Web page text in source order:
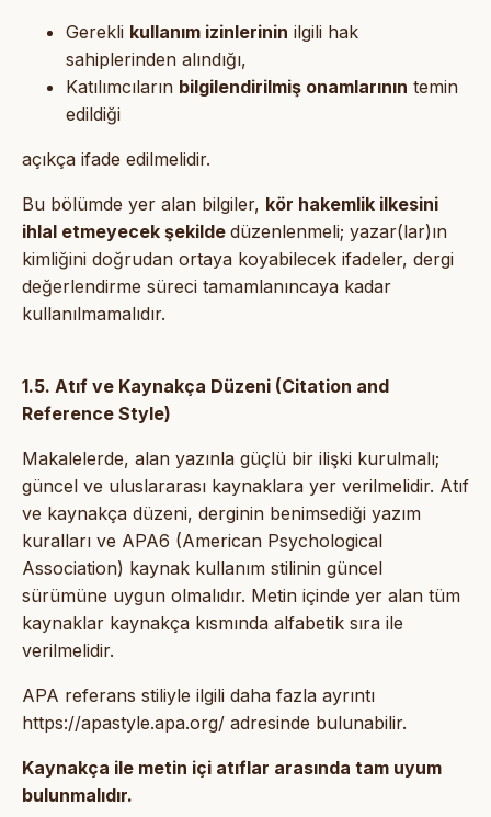
Gerekli kullanım izinlerinin ilgili hak
sahiplerinden alındığı,
Katılımcıların bilgilendirilmiş onamlarının temin
edildiği
açıkça ifade edilmelidir.
Bu bölümde yer alan bilgiler, kör hakemlik ilkesini
ihlal etmeyecek şekilde düzenlenmeli; yazar(lar)ın
kimliğini doğrudan ortaya koyabilecek ifadeler, dergi
değerlendirme süreci tamamlanıncaya kadar
kullanılmamalıdır.
1.5. Atıf ve Kaynakça Düzeni (Citation and
Reference Style)
Makalelerde, alan yazınla güçlü bir ilişki kurulmalı;
güncel ve uluslararası kaynaklara yer verilmelidir. Atıf
ve kaynakça düzeni, derginin benimsediği yazım
kuralları ve APA6 (American Psychological
Association) kaynak kullanım stilinin güncel
sürümüne uygun olmalıdır. Metin içinde yer alan tüm
kaynaklar kaynakça kısmında alfabetik sıra ile
verilmelidir.
APA referans stiliyle ilgili daha fazla ayrıntı
https://apastyle.apa.org/ adresinde bulunabilir.
Kaynakça ile metin içi atıflar arasında tam uyum
bulunmalıdır.